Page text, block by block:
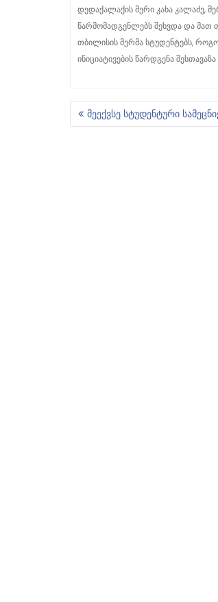
დედაქალაქის მერი კახა კალაძე,
წარმომადგენლებს შეხვდა და
თბილისის მერმა სტუდენტებს,
ინიციატივების წარდგენა შესთავაზა
Პ მეექვსე სტუდენტური